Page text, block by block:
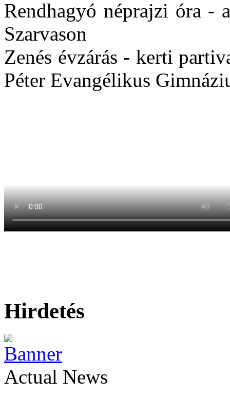
Rendhagyó néprajzi óra -
Szarvason
Zenés évzárás - kerti
Péter Evangélikus
Hirdetés
Actual News